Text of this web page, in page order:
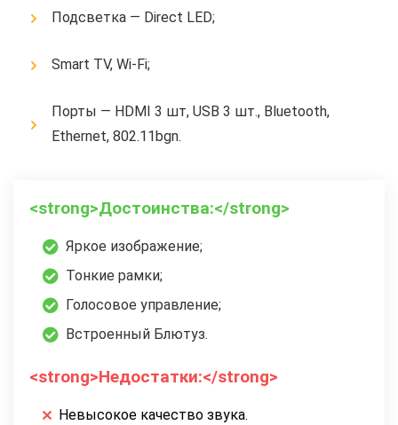
Подсветка — Direct LED;
Smart TV, Wi-Fi;
Порты — HDMI 3 шт, USB 3 шт., Bluetooth,
Ethernet, 802.11bgn.
<strong>Достоинства:</strong>
Яркое изображение;
Тонкие рамки;
Голосовое управление;
Встроенный Блютуз.
<strong>Недостатки:</strong>
Невысокое качество звука.